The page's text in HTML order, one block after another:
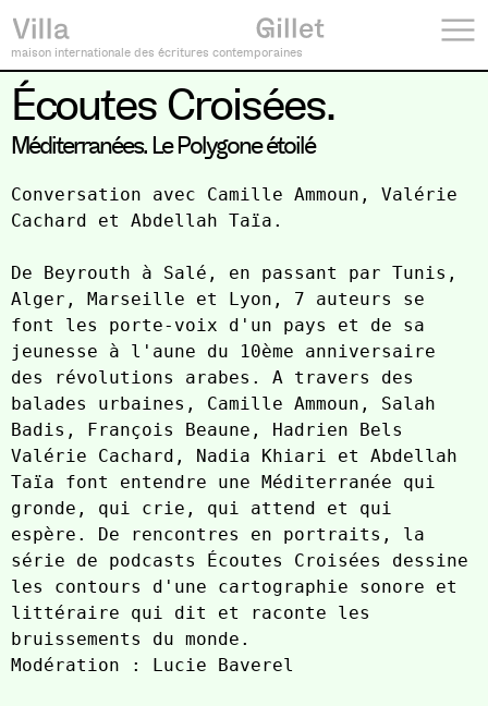
maison internationale des écritures contemporaines
Écoutes Croisées.
Méditerranées. Le Polygone étoilé
Conversation avec Camille Ammoun, Valérie
Cachard et Abdellah Taïa.
De Beyrouth à Salé, en passant par Tunis,
Alger, Marseille et Lyon, 7 auteurs se
font les porte-voix d'un pays et de sa
jeunesse à l'aune du 10ème anniversaire
des révolutions arabes. A travers des
balades urbaines, Camille Ammoun, Salah
Badis, François Beaune, Hadrien Bels
Valérie Cachard, Nadia Khiari et Abdellah
Taïa font entendre une Méditerranée qui
gronde, qui crie, qui attend et qui
espère. De rencontres en portraits, la
série de podcasts Écoutes Croisées dessine
les contours d'une cartographie sonore et
littéraire qui dit et raconte les
bruissements du monde.
Modération : Lucie Baverel